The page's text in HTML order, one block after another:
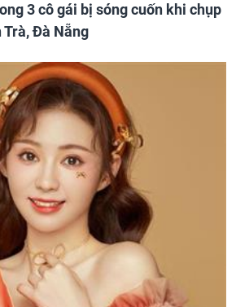
3 cô gái bị sóng cuốn khi chụp
Trà, Đà Nẵng